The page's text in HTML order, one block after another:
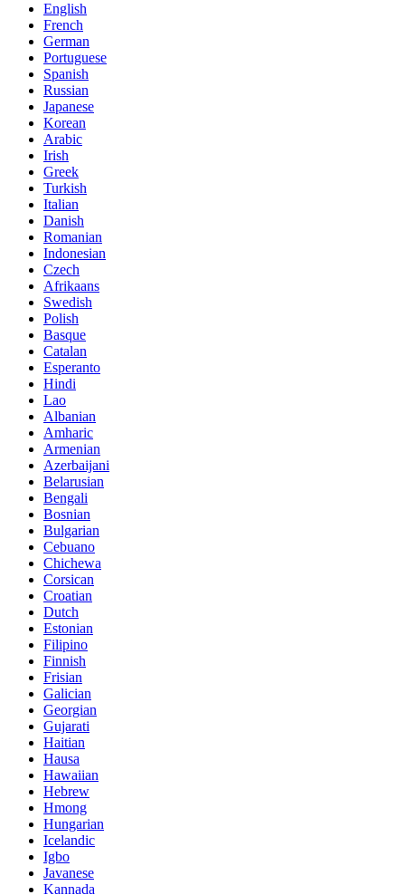
English
French
German
Portuguese
Spanish
Russian
Japanese
Korean
Arabic
Irish
Greek
Turkish
Italian
Danish
Romanian
Indonesian
Czech
Afrikaans
Swedish
Polish
Basque
Catalan
Esperanto
Hindi
Lao
Albanian
Amharic
Armenian
Azerbaijani
Belarusian
Bengali
Bosnian
Bulgarian
Cebuano
Chichewa
Corsican
Croatian
Dutch
Estonian
Filipino
Finnish
Frisian
Galician
Georgian
Gujarati
Haitian
Hausa
Hawaiian
Hebrew
Hmong
Hungarian
Icelandic
Igbo
Javanese
Kannada